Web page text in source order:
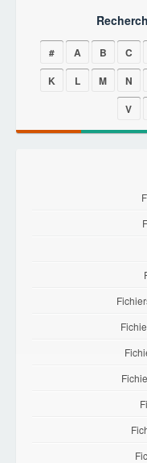
# A B C
K
L M N
V